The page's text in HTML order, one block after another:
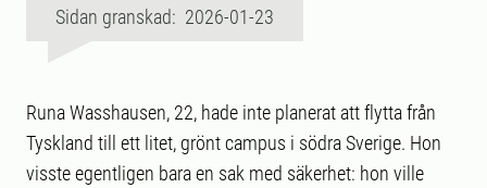
Sidan granskad: 2026-01-23
Runa Wasshausen, 22, hade inte planerat att flytta från
Tyskland till ett litet, grönt campus i södra Sverige. Hon
visste egentligen bara en sak med säkerhet: hon ville